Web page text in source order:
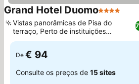
Grand Hotel Duomo4 Estrelas
Vistas panorâmicas de Pisa do
terraço, Perto de instituições
acadêmicas
De € 94
Consulte os preços de 15 sites